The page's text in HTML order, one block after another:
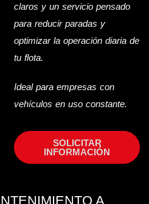
claros y un servicio pensado
para reducir paradas y
optimizar la operación diaria de
tu flota.
Ideal para empresas con
vehículos en uso constante.
SOLICITAR
INFORMACIÓN
A